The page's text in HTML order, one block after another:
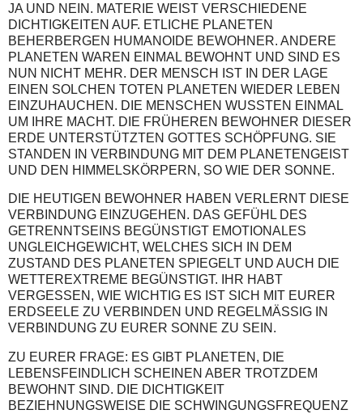
JA UND NEIN. MATERIE WEIST VERSCHIEDENE
DICHTIGKEITEN AUF. ETLICHE PLANETEN
BEHERBERGEN HUMANOIDE BEWOHNER. ANDERE
PLANETEN WAREN EINMAL BEWOHNT UND SIND ES
NUN NICHT MEHR. DER MENSCH IST IN DER LAGE
EINEN SOLCHEN TOTEN PLANETEN WIEDER LEBEN
EINZUHAUCHEN. DIE MENSCHEN WUSSTEN EINMAL
UM IHRE MACHT. DIE FRÜHEREN BEWOHNER DIESER
ERDE UNTERSTÜTZTEN GOTTES SCHÖPFUNG. SIE
STANDEN IN VERBINDUNG MIT DEM PLANETENGEIST
UND DEN HIMMELSKÖRPERN, SO WIE DER SONNE.
DIE HEUTIGEN BEWOHNER HABEN VERLERNT DIESE
VERBINDUNG EINZUGEHEN. DAS GEFÜHL DES
GETRENNTSEINS BEGÜNSTIGT EMOTIONALES
UNGLEICHGEWICHT, WELCHES SICH IN DEM
ZUSTAND DES PLANETEN SPIEGELT UND AUCH DIE
WETTEREXTREME BEGÜNSTIGT. IHR HABT
VERGESSEN, WIE WICHTIG ES IST SICH MIT EURER
ERDSEELE ZU VERBINDEN UND REGELMÄSSIG IN
VERBINDUNG ZU EURER SONNE ZU SEIN.
ZU EURER FRAGE: ES GIBT PLANETEN, DIE
LEBENSFEINDLICH SCHEINEN ABER TROTZDEM
BEWOHNT SIND. DIE DICHTIGKEIT
BEZIEHNUNGSWEISE DIE SCHWINGUNGSFREQUENZ